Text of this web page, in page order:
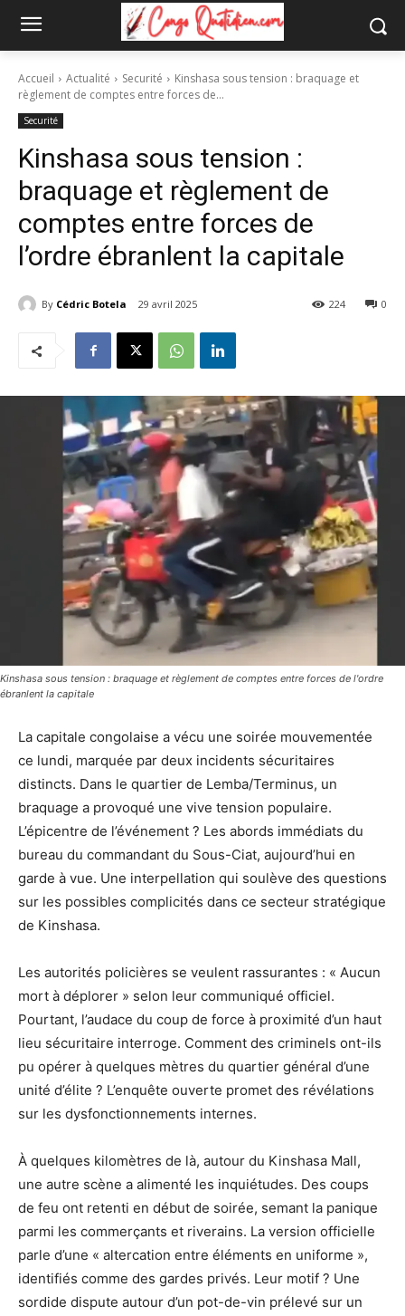
Accueil Actualité Securité
Kinshasa sous tension : braquage et
règlement de comptes entre forces de...
Securité
Kinshasa sous tension :
braquage et règlement de
comptes entre forces de
l’ordre ébranlent la capitale
By Cédric Botela 29 avril 2025 0
224
Kinshasa sous tension : braquage et règlement de comptes entre forces de l'ordre
ébranlent la capitale
La capitale congolaise a vécu une soirée mouvementée
ce lundi, marquée par deux incidents sécuritaires
distincts. Dans le quartier de Lemba/Terminus, un
braquage a provoqué une vive tension populaire.
L’épicentre de l’événement ? Les abords immédiats du
bureau du commandant du Sous-Ciat, aujourd’hui en
garde à vue. Une interpellation qui soulève des questions
sur les possibles complicités dans ce secteur stratégique
de Kinshasa.
Les autorités policières se veulent rassurantes : « Aucun
mort à déplorer » selon leur communiqué officiel.
Pourtant, l’audace du coup de force à proximité d’un haut
lieu sécuritaire interroge. Comment des criminels ont-ils
pu opérer à quelques mètres du quartier général d’une
unité d’élite ? L’enquête ouverte promet des révélations
sur les dysfonctionnements internes.
À quelques kilomètres de là, autour du Kinshasa Mall,
une autre scène a alimenté les inquiétudes. Des coups
de feu ont retenti en début de soirée, semant la panique
parmi les commerçants et riverains. La version officielle
parle d’une « altercation entre éléments en uniforme »,
identifiés comme des gardes privés. Leur motif ? Une
sordide dispute autour d’un pot-de-vin prélevé sur un